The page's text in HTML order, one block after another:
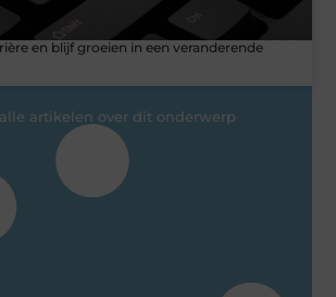
en blijf groeien in een veranderende
artikelen over dit onderwerp